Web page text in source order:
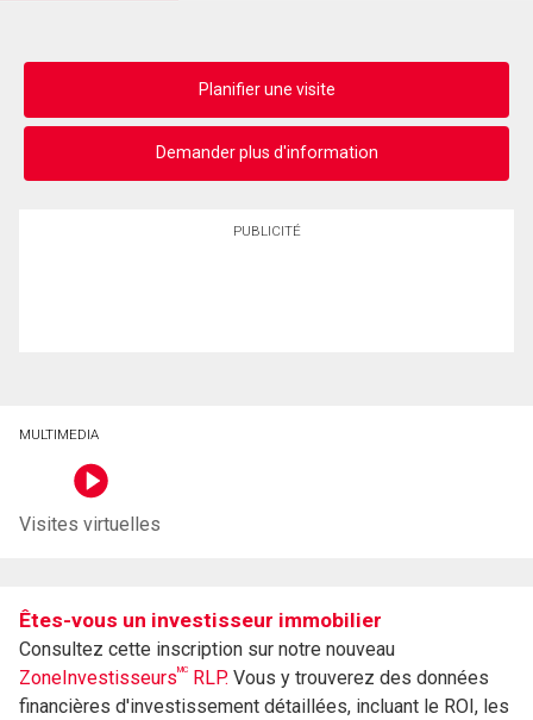
Planifier une visite
Demander plus d'information
PUBLICITÉ
MULTIMEDIA
Visites virtuelles
Êtes-vous un investisseur immobilier
Consultez cette inscription sur notre nouveau
ZoneInvestisseursMC RLP. Vous y trouverez des données
financières d'investissement détaillées, incluant le ROI, les